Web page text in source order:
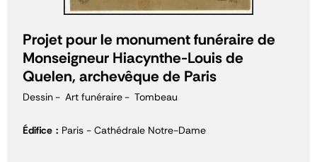
Projet pour le monument funéraire de
Monseigneur Hiacynthe-Louis de
Quelen, archevêque de Paris
Dessin Art funéraire Tombeau
Édifice Paris - Cathédrale Notre-Dame